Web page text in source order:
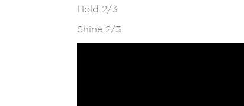
Hold 2/3
Shine 2/3